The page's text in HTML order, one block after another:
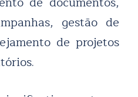
gestão de
de projetos